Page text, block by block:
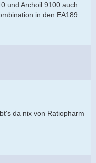
und Archoil 9100 auch
in den EA189.
da nix von Ratiopharm